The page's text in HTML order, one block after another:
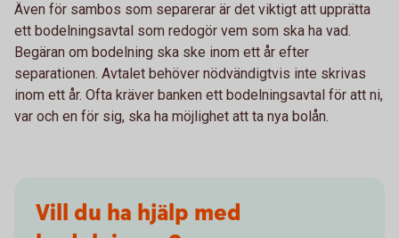
Även för sambos som separerar är det viktigt att upprätta
ett bodelningsavtal som redogör vem som ska ha vad.
Begäran om bodelning ska ske inom ett år efter
separationen. Avtalet behöver nödvändigtvis inte skrivas
inom ett år. Ofta kräver banken ett bodelningsavtal för att ni,
var och en för sig, ska ha möjlighet att ta nya bolån.
Vill du ha hjälp med